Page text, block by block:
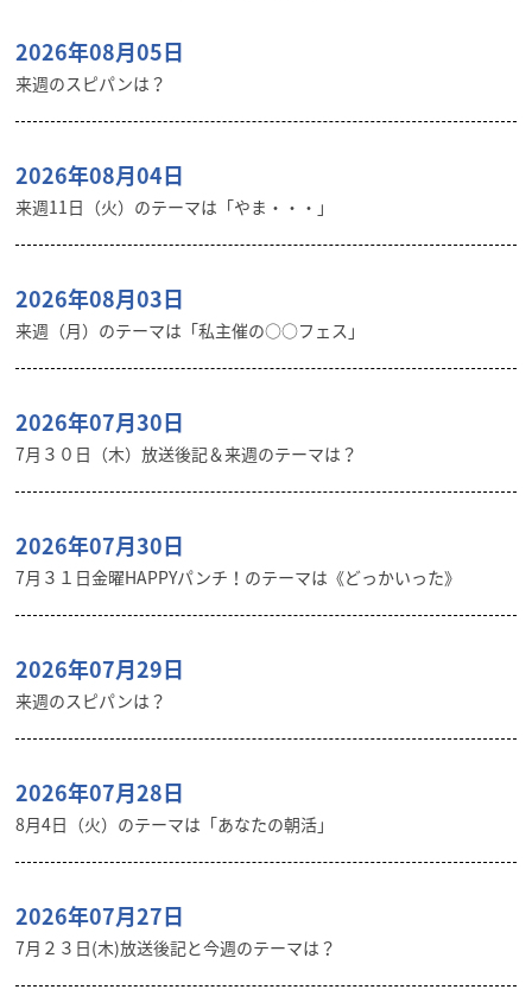
2026年08月05日
来週のスピパンは？
2026年08月04日
来週11日（火）のテーマは「やま・・・」
2026年08月03日
来週（月）のテーマは「私主催の○○フェス」
2026年07月30日
7月３０日（木）放送後記＆来週のテーマは？
2026年07月30日
7月３１日金曜HAPPYパンチ！のテーマは《どっかいった》
2026年07月29日
来週のスピパンは？
2026年07月28日
8月4日（火）のテーマは「あなたの朝活」
2026年07月27日
7月２３日(木)放送後記と今週のテーマは？